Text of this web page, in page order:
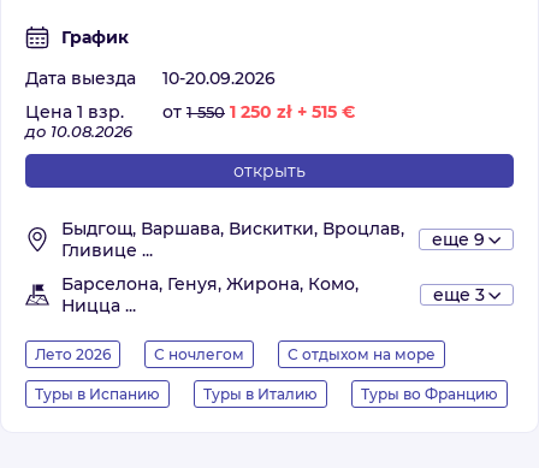
График
Дата выезда
10-20.09.2026
Цена 1 взр.
от 1 550 1 250 zł + 515 €
до 10.08.2026
открыть
Быдгощ, Варшава, Вискитки, Вроцлав,
Гливице ...
еще 9
Барселона, Генуя, Жирона, Комо,
Ницца ...
еще 3
Лето 2026 С ночлегом С отдыхом на море
Туры в Испанию Туры в Италию Туры во Францию